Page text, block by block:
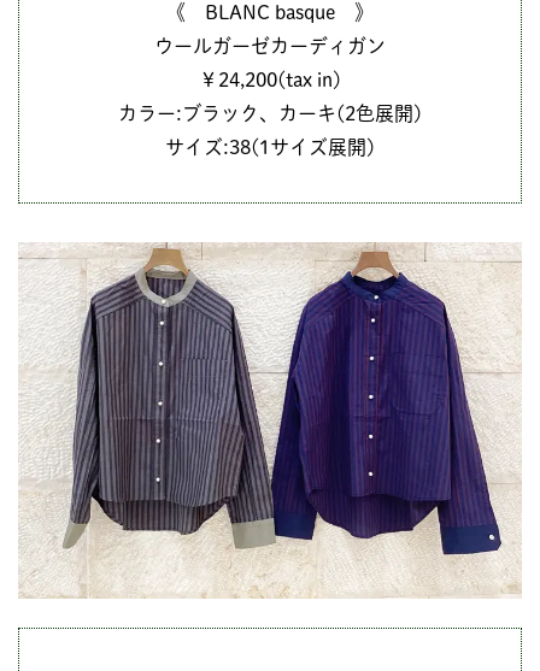
《 BLANC basque 》
ウールガーゼカーディガン
￥24,200(tax in)
カラー:ブラック、カーキ(2色展開)
サイズ:38(1サイズ展開)